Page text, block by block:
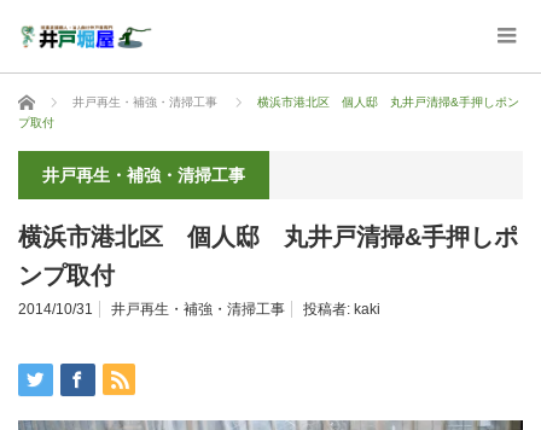
ホーム 井戸再生・補強・清掃工事
横浜市港北区 個人邸 丸井戸清掃&手押しポン
プ取付
井戸再生・補強・清掃工事
横浜市港北区 個人邸 丸井戸清掃&手押しポ
ンプ取付
2014/10/31 井戸再生・補強・清掃工事 投稿者: kaki